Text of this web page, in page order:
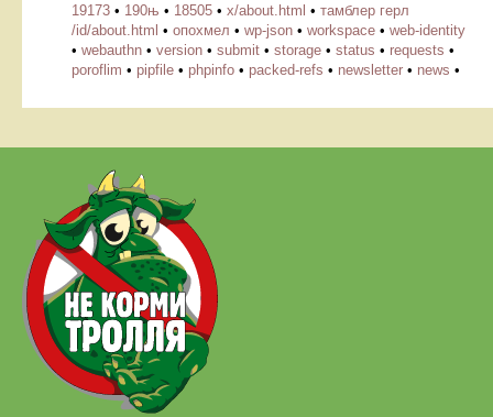
19173 • 190њ • 18505 • х/about.html • тамблер герл
/id/about.html • опохмел • wp-json • workspace • web-identity
• webauthn • version • submit • storage • status • requests •
poroflim • pipfile • phpinfo • packed-refs • newsletter • news •